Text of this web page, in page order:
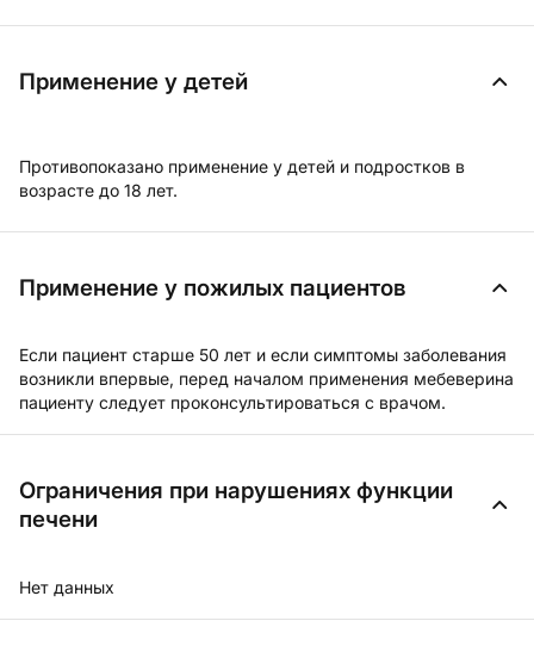
Применение у детей
Противопоказано применение у детей и подростков в
возрасте до 18 лет.
Применение у пожилых пациентов
Если пациент старше 50 лет и если симптомы заболевания
возникли впервые, перед началом применения мебеверина
пациенту следует проконсультироваться с врачом.
Ограничения при нарушениях функции
печени
Нет данных